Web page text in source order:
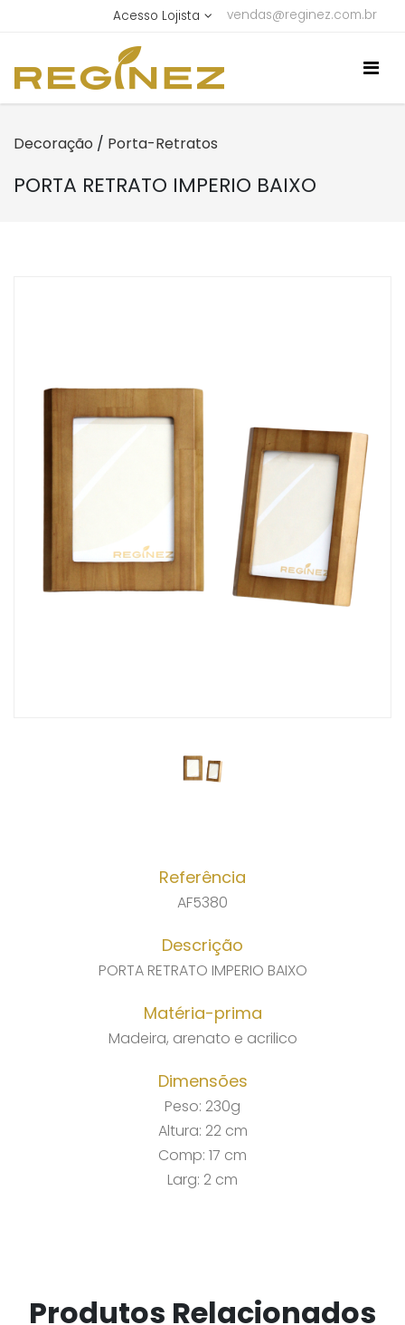
Acesso Lojista vendas@reginez.com.br
PORTA RETRATO IMPERIO BAIXO
Decoração / Porta-Retratos
Referência
AF5380
Descrição
PORTA RETRATO IMPERIO BAIXO
Matéria-prima
Madeira, arenato e acrilico
Dimensões
Peso: 230g
Altura: 22 cm
Comp: 17 cm
Larg: 2 cm
Produtos Relacionados